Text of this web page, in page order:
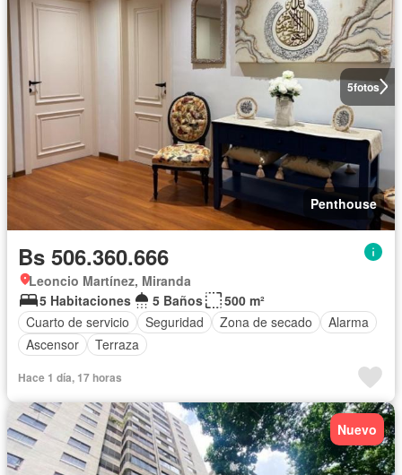
5fotos
Penthouse
Bs 506.360.666
Leoncio Martínez, Miranda
5 Habitaciones
5 Baños
500 m²
Cuarto de servicio
Seguridad Zona de secado
Alarma
Ascensor
Terraza
Hace 1 día, 17 horas
Nuevo